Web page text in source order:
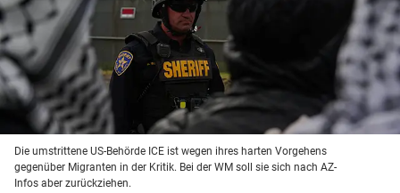
Die umstrittene US-Behörde ICE ist wegen ihres harten Vorgehens
gegenüber Migranten in der Kritik. Bei der WM soll sie sich nach AZ-
Infos aber zurückziehen.